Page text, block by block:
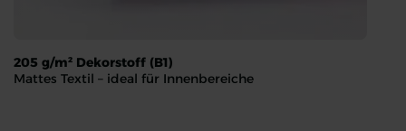
205 g/m² Dekorstoff (B1)
Mattes Textil – ideal für Innenbereiche